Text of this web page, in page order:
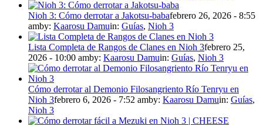
Nioh 3: Cómo derrotar a Jakotsu-babafebrero 26, 2026 - 8:55
amby: Kaarosu Damuin: Guías, Nioh 3
Lista Completa de Rangos de Clanes en Nioh 3febrero 25,
2026 - 10:00 amby: Kaarosu Damuin: Guías, Nioh 3
Cómo derrotar al Demonio Filosangriento Río Tenryu en
Nioh 3febrero 6, 2026 - 7:52 amby: Kaarosu Damuin: Guías,
Nioh 3